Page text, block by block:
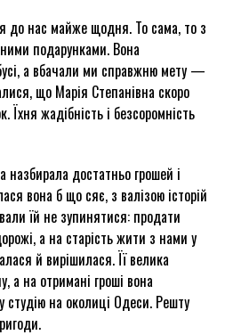
до нас майже щодня. То сама, то з
подарунками. Вона
а вбачали ми справжню мету —
що Марія Степанівна скоро
Їхня жадібність і безсоромність
достатньо грошей і
вона б що сяє, з валізою історій
їй не зупинятися: продати
а на старість жити з нами у
й вирішилася. Її велика
а на отримані гроші вона
на околиці Одеси. Решту